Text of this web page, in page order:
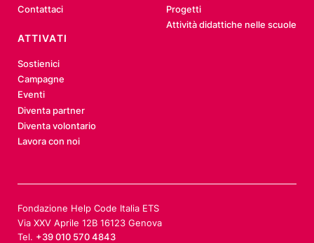
Contattaci
Progetti
Attività didattiche nelle scuole
ATTIVATI
Sostienici
Campagne
Eventi
Diventa partner
Diventa volontario
Lavora con noi
Fondazione Help Code Italia ETS
Via XXV Aprile 12B 16123 Genova
Tel. +39 010 570 4843